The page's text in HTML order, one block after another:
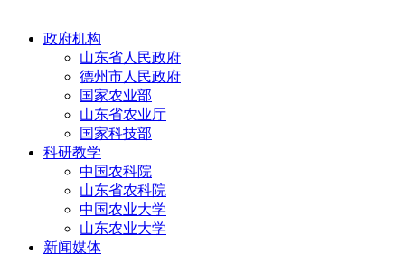
政府机构
山东省人民政府
德州市人民政府
国家农业部
山东省农业厅
国家科技部
科研教学
中国农科院
山东省农科院
中国农业大学
山东农业大学
新闻媒体